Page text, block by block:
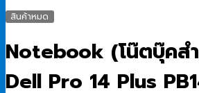
สินค้าหมด
Notebook (โน๊ตบุ๊คส
Dell Pro 14 Plus